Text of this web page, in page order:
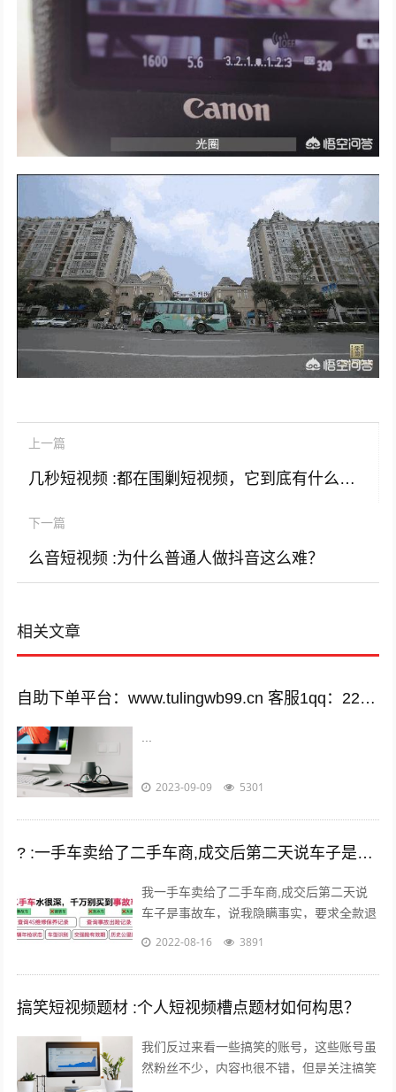
上一篇
几秒短视频 :都在围剿短视频，它到底有什么罪？
下一篇
么音短视频 :为什么普通人做抖音这么难？
相关文章
自助下单平台：www.tulingwb99.cn 客服1qq：2221028208 客服2qq：2221028208
2023-09-09 5301
? :一手车卖给了二手车商,成交后第二天说车子是事故车，说隐瞒事实？
我一手车卖给了二手车商,成交后第二天说
车子是事故车，说我隐瞒事实，要求全款退
车，我该怎么办？ 报警处理。二手车行在
2022-08-16 3891
搞笑短视频题材 :个人短视频槽点题材如何构思？
我们反过来看一些搞笑的账号，这些账号虽
然粉丝不少，内容也很不错，但是关注搞笑
账号的用户，大多数都是为了开心的，所以